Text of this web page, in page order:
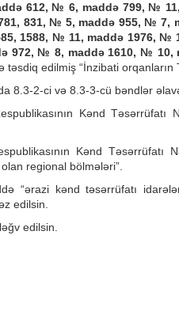
612, № 6, maddə 799, №
831, № 5, maddə 955, № 7,
1588, № 11, maddə 1976, №
972, № 8, maddə 1610, №
təsdiq edilmiş “İnzibati orqanların
8.3-2-ci və 8.3-3-cü bəndlər
Kənd
Kənd Təsərrüfatı
regional bölmələri”.
“ərazi kənd təsərrüfatı
edilsin.
edilsin.